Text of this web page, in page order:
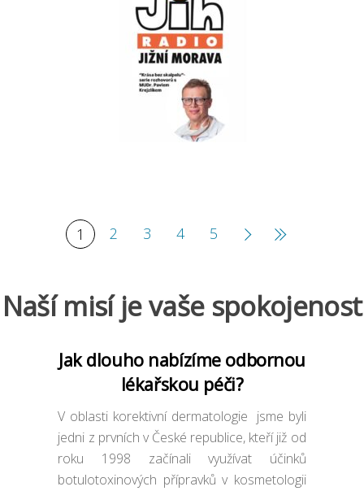
1 2 3 4 5
Naší misí je vaše spokojenost
Jak dlouho nabízíme odbornou
lékařskou péči?
V oblasti korektivní dermatologie jsme byli
jedni z prvních v České republice, kteří již od
roku 1998 začínali využívat účinků
botulotoxinových přípravků v kosmetologii